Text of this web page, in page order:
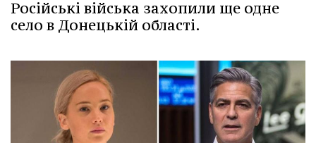
Російські війська захопили ще одне
село в Донецькій області.